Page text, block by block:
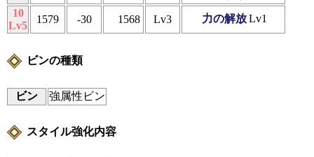
10
Lv5
1579 -30 1568 Lv3 力の解放Lv1
ビンの種類
ビン 強属性ビン
スタイル強化内容